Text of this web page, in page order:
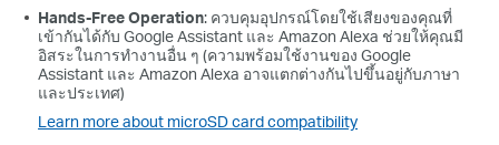
Hands-Free Operation: ควบคุมอุปกรณ์โดยใช้เสียงของคุณที่
เข้ากันได้กับ Google Assistant และ Amazon Alexa ช่วยให้คุณมี
อิสระในการทำงานอื่น ๆ (ความพร้อมใช้งานของ Google
Assistant และ Amazon Alexa อาจแตกต่างกันไปขึ้นอยู่กับภาษา
และประเทศ)
Learn more about microSDcard compatibility